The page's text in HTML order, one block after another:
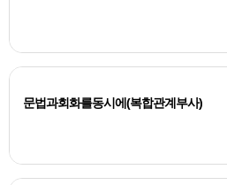
문법과회화를동시에(복합관계부사)